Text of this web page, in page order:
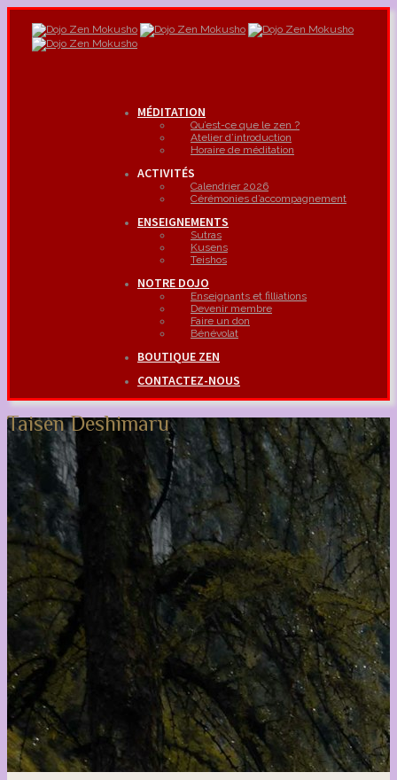
MÉDITATION
Qu’est-ce que le zen ?
Atelier d’introduction
Horaire de méditation
ACTIVITÉS
Calendrier 2026
Cérémonies d’accompagnement
ENSEIGNEMENTS
Sutras
Kusens
Teishos
NOTRE DOJO
Enseignants et filliations
Devenir membre
Faire un don
Bénévolat
BOUTIQUE ZEN
CONTACTEZ-NOUS
Taisen Deshimaru